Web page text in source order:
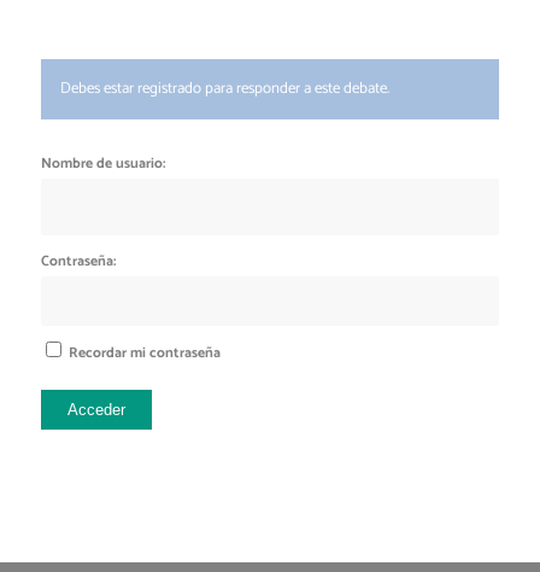
Debes estar registrado para responder a este debate.
Nombre de usuario:
Contraseña:
Recordar mi contraseña
Acceder